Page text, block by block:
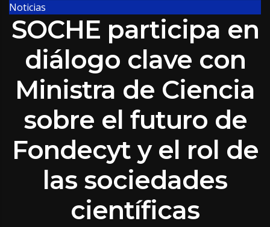
Noticias
SOCHE participa en
diálogo clave con
Ministra de Ciencia
sobre el futuro de
Fondecyt y el rol de
las sociedades
científicas